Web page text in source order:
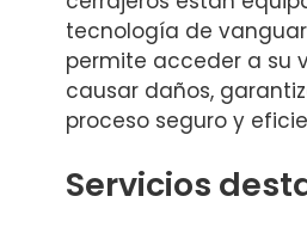
tecnología de
permite acceder a su
causar daños,
proceso seguro y
Servicios